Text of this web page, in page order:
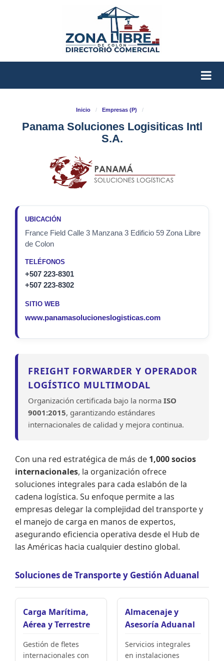
Inicio / Empresas (P) /
Panama Soluciones Logisiticas Intl
S.A.
UBICACIÓN
France Field Calle 3 Manzana 3 Edificio 59 Zona Libre
de Colon
TELÉFONOS
+507 223-8301
+507 223-8302
SITIO WEB
www.panamasolucioneslogisticas.com
FREIGHT FORWARDER Y OPERADOR
LOGÍSTICO MULTIMODAL
Organización certificada bajo la normaISO
9001:2015, garantizando estándares
internacionales de calidad y mejora continua.
Con una red estratégica de más de 1,000 socios
internacionales, la organización ofrece
soluciones integrales para cada eslabón de la
cadena logística. Su enfoque permite a las
empresas delegar la complejidad del transporte y
el manejo de carga en manos de expertos,
asegurando eficiencia operativa desde el Hub de
las Américas hacia cualquier destino global.
Soluciones de Transporte y Gestión Aduanal
Carga Marítima,
Aérea y Terrestre
Gestión de fletes
internacionales con
Almacenaje y
Asesoría Aduanal
Servicios integrales
en instalaciones